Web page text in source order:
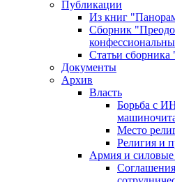
Публикации
Из книг
Сборник
Статьи сборника
Документы
Архив
Власть
Борьба с
Место
Религия и
Армия и силовые